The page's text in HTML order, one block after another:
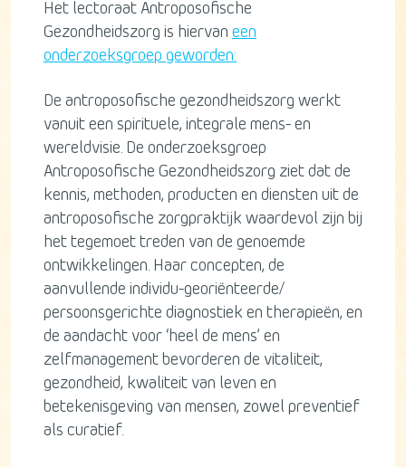
Het lectoraat Antroposofische
Gezondheidszorg is hiervan een
onderzoeksgroep geworden:
De antroposofische gezondheidszorg werkt
vanuit een spirituele, integrale mens- en
wereldvisie. De onderzoeksgroep
Antroposofische Gezondheidszorg ziet dat de
kennis, methoden, producten en diensten uit de
antroposofische zorgpraktijk waardevol zijn bij
het tegemoet treden van de genoemde
ontwikkelingen. Haar concepten, de
aanvullende individu-georiënteerde/
persoonsgerichte diagnostiek en therapieën, en
de aandacht voor ‘heel de mens’ en
zelfmanagement bevorderen de vitaliteit,
gezondheid, kwaliteit van leven en
betekenisgeving van mensen, zowel preventief
als curatief.